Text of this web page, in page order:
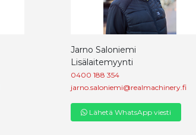
Jarno Saloniemi
Lisälaitemyynti
0400 188 354
jarno.saloniemi@realmachinery.fi
Lähetä WhatsApp viesti